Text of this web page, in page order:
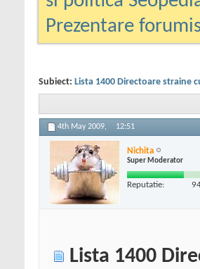
Prezentare
Subiect: Lista 1400 Directoare straine
4th May 2009, 12:51
Nichita
Super Moderator
Reputatie:
Lista 1400